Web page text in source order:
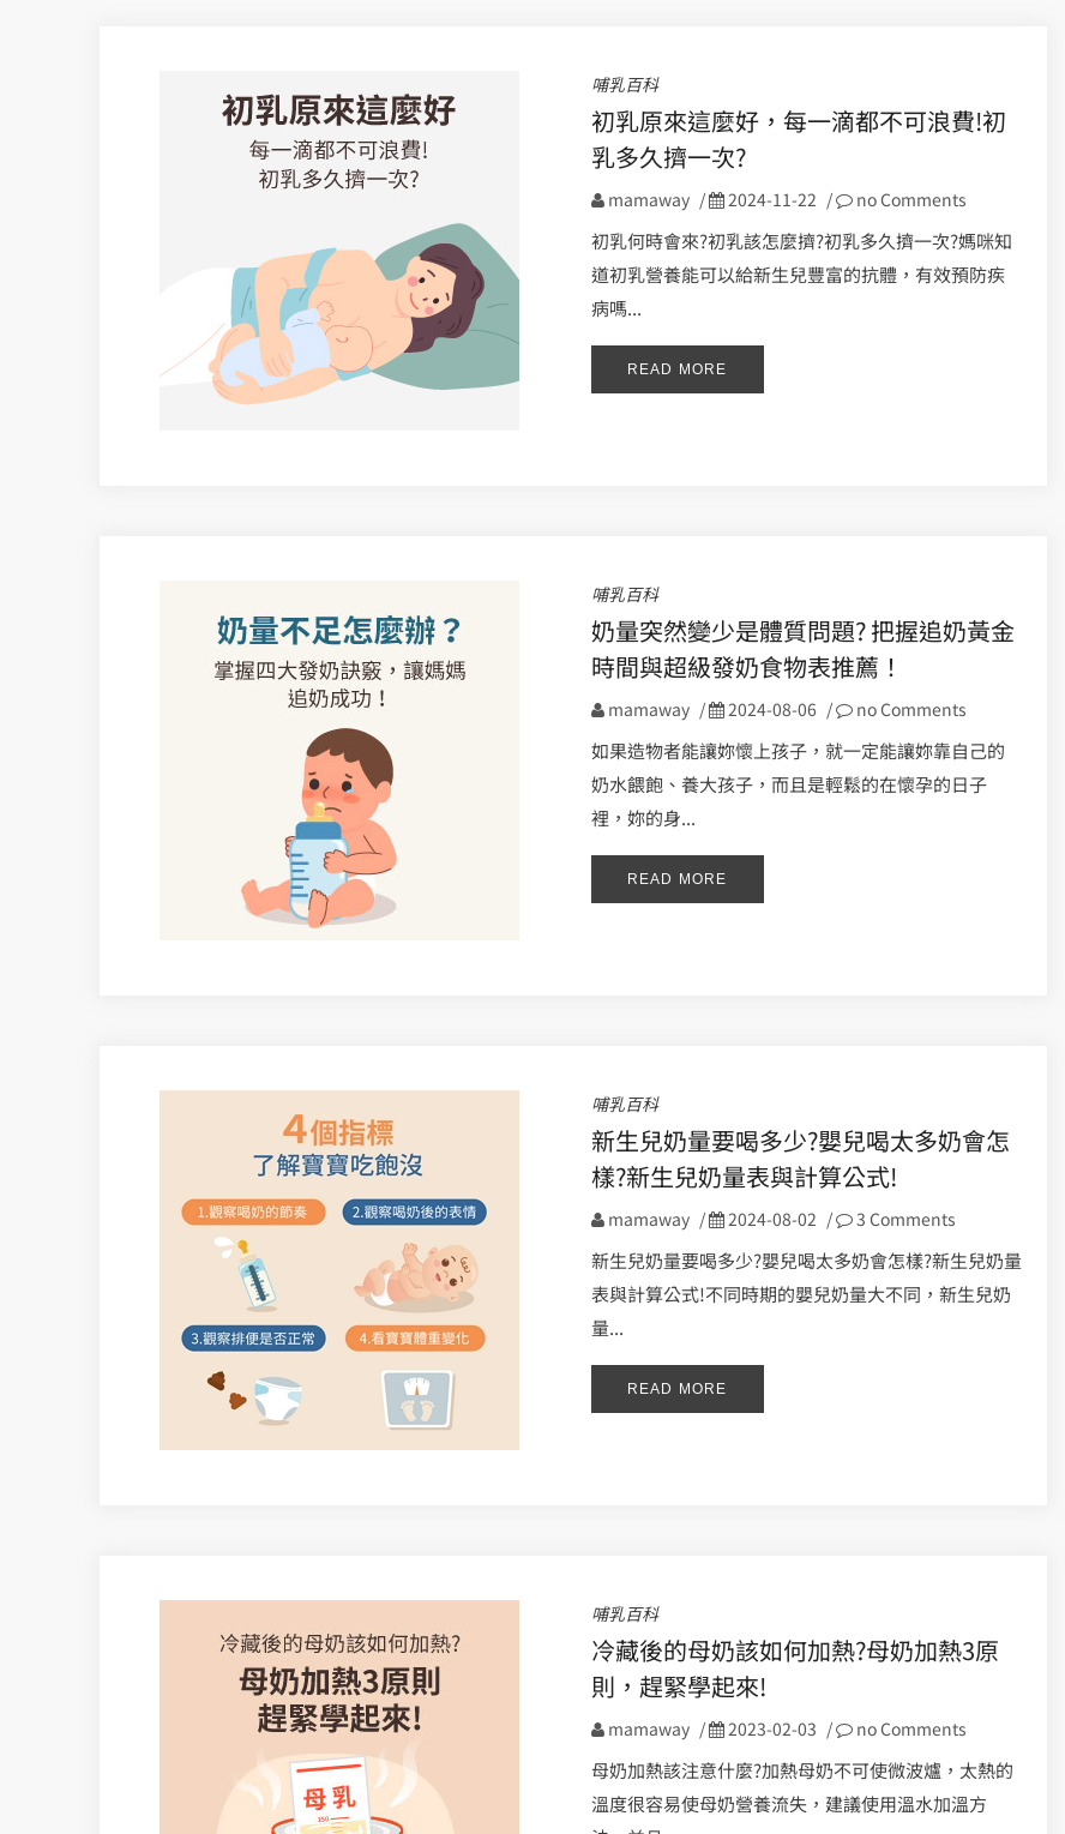
哺乳百科
初乳原來這麼好，每一滴都不可浪費!初
乳多久擠一次?
mamaway / 2024-11-22 / no Comments
初乳何時會來?初乳該怎麼擠?初乳多久擠一次?媽咪知
道初乳營養能可以給新生兒豐富的抗體，有效預防疾
病嗎...
READ MORE
哺乳百科
奶量突然變少是體質問題? 把握追奶黃金
時間與超級發奶食物表推薦！
mamaway / 2024-08-06 / no Comments
如果造物者能讓妳懷上孩子，就一定能讓妳靠自己的
奶水餵飽、養大孩子，而且是輕鬆的在懷孕的日子
裡，妳的身...
READ MORE
哺乳百科
新生兒奶量要喝多少?嬰兒喝太多奶會怎
樣?新生兒奶量表與計算公式!
mamaway / 2024-08-02 / 3 Comments
新生兒奶量要喝多少?嬰兒喝太多奶會怎樣?新生兒奶量
表與計算公式!不同時期的嬰兒奶量大不同，新生兒奶
量...
READ MORE
哺乳百科
冷藏後的母奶該如何加熱?母奶加熱3原
則，趕緊學起來!
mamaway / 2023-02-03 / no Comments
母奶加熱該注意什麼?加熱母奶不可使微波爐，太熱的
溫度很容易使母奶營養流失，建議使用溫水加溫方